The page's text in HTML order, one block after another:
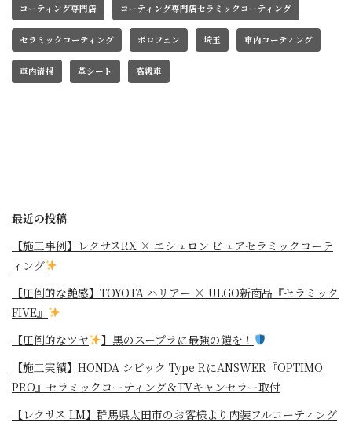
コーティング専門店 コーティング専門店セラミックコーティング
セラミックコーティング ボロフェン 埼玉 車内コーティング
車内清掃 革シート 高級車
最近の投稿
【施工事例】レクサスRX × エシュロン ピュアセラミックコーテ
ィング
【圧倒的な艶感】TOYOTA ハリアー × ULGO新商品『セラミック
FIVE』
【圧倒的なツヤ
】黒のスープラに最強の鎧を！
⁡【施工実績】HONDA シビック Type RにANSWER『OPTIMO
PRO』セラミックコーティング＆TVキャンセラー取付
【レクサス LM】群馬県太田市のお客様より内装フルコーティング